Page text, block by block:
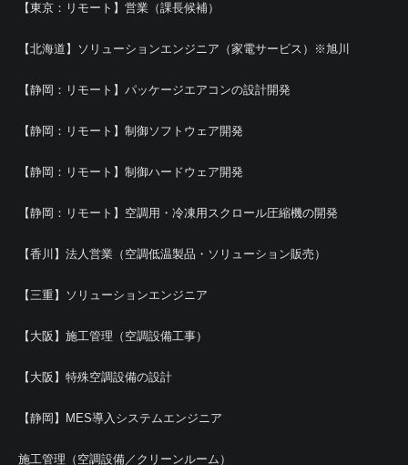
【東京：リモート】営業（課長候補）
【北海道】ソリューションエンジニア（家電サービス）※旭川
【静岡：リモート】パッケージエアコンの設計開発
【静岡：リモート】制御ソフトウェア開発
【静岡：リモート】制御ハードウェア開発
【静岡：リモート】空調用・冷凍用スクロール圧縮機の開発
【香川】法人営業（空調低温製品・ソリューション販売）
【三重】ソリューションエンジニア
【大阪】施工管理（空調設備工事）
【大阪】特殊空調設備の設計
【静岡】MES導入システムエンジニア
施工管理（空調設備／クリーンルーム）